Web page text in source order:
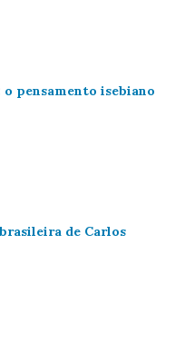
pensamento isebiano
de Carlos